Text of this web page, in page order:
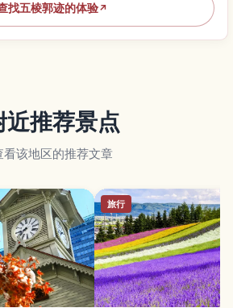
找五棱郭迹的体验↗
近推荐景点
看该地区的推荐文章
旅行